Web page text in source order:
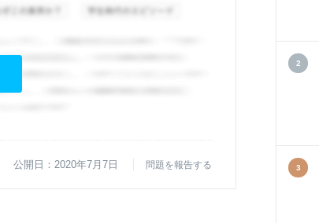
公開日：2020年7月7日 問題を報告する 0